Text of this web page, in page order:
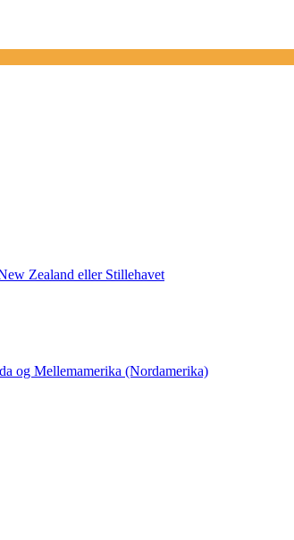
Zealand eller Stillehavet
og Mellemamerika (Nordamerika)